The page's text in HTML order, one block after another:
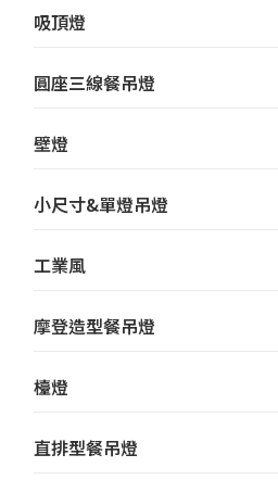
吸頂燈
圓座三線餐吊燈
壁燈
小尺寸&單燈吊燈
工業風
摩登造型餐吊燈
檯燈
直排型餐吊燈